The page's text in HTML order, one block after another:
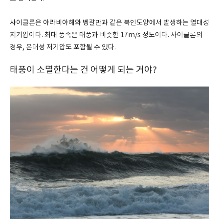
사이클론은 아라비아해와 벵갈만과 같은 북인도양에서 발생하는 열대성
저기압이다. 최대 풍속은 태풍과 비슷한 17m/s 정도이다. 사이클론의
경우, 온대성 저기압도 포함될 수 있다.
태풍이 소멸한다는 건 어떻게 되는 거야?